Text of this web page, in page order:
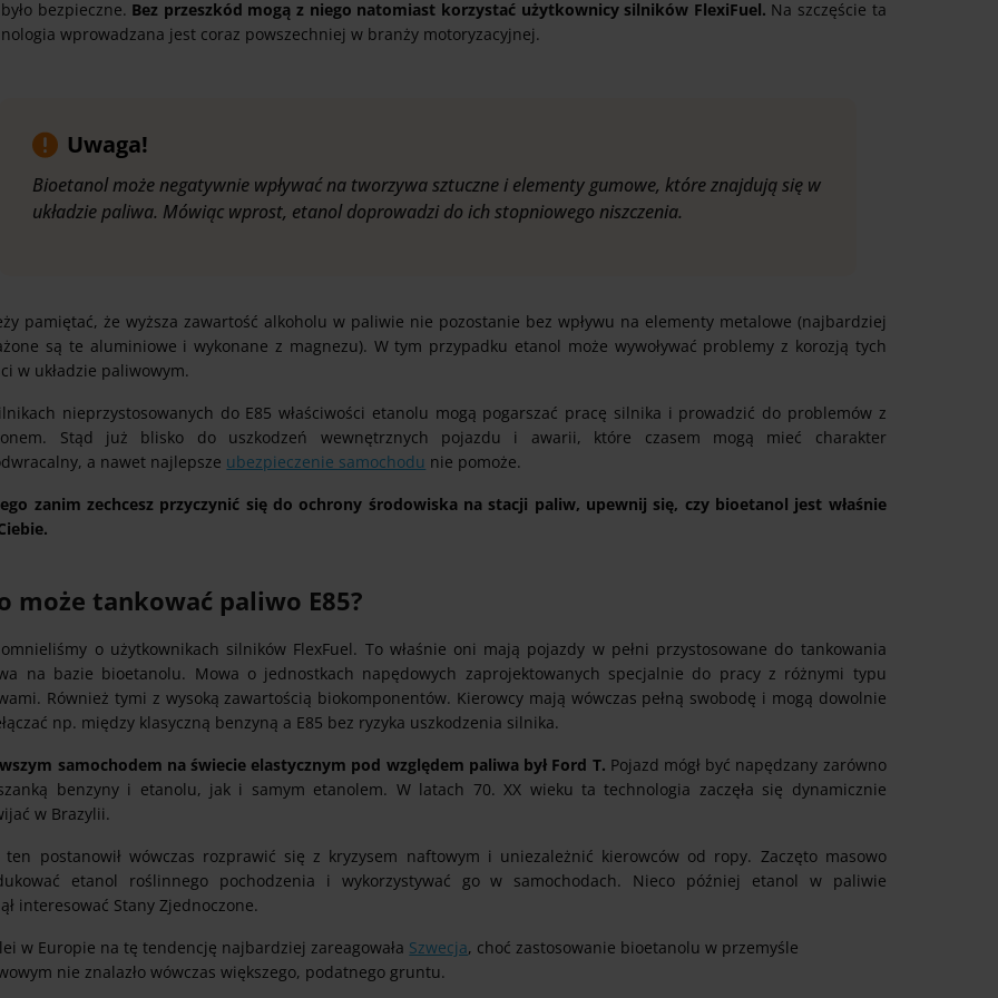
bezpieczne. Bez przeszkód mogą z niego natomiast korzystać użytkownicy silników FlexiFuel. Na szczęście ta
wprowadzana jest coraz powszechniej w branży motoryzacyjnej.
Uwaga!
Bioetanol może negatywnie wpływać na tworzywa sztuczne i elementy gumowe, które znajdują się w
układzie paliwa. Mówiąc wprost, etanol doprowadzi do ich stopniowego niszczenia.
pamiętać, że wyższa zawartość alkoholu w paliwie nie pozostanie bez wpływu na elementy metalowe (najbardziej
są te aluminiowe i wykonane z magnezu). W tym przypadku etanol może wywoływać problemy z korozją tych
w układzie paliwowym.
nieprzystosowanych do E85 właściwości etanolu mogą pogarszać pracę silnika i prowadzić do problemów z
Stąd już blisko do uszkodzeń wewnętrznych pojazdu i awarii, które czasem mogą mieć charakter
a nawet najlepsze ubezpieczenie samochodu nie pomoże.
zanim zechcesz przyczynić się do ochrony środowiska na stacji paliw, upewnij się, czy bioetanol jest właśnie
może tankować paliwo E85?
o użytkownikach silników FlexFuel. To właśnie oni mają pojazdy w pełni przystosowane do tankowania
na bazie bioetanolu. Mowa o jednostkach napędowych zaprojektowanych specjalnie do pracy z różnymi typu
Również tymi z wysoką zawartością biokomponentów. Kierowcy mają wówczas pełną swobodę i mogą dowolnie
np. między klasyczną benzyną a E85 bez ryzyka uszkodzenia silnika.
samochodem na świecie elastycznym pod względem paliwa był Ford T. Pojazd mógł być napędzany zarówno
benzyny i etanolu, jak i samym etanolem. W latach 70. XX wieku ta technologia zaczęła się dynamicznie
w Brazylii.
ten postanowił wówczas rozprawić się z kryzysem naftowym i uniezależnić kierowców od ropy. Zaczęto masowo
etanol roślinnego pochodzenia i wykorzystywać go w samochodach. Nieco później etanol w paliwie
interesować Stany Zjednoczone.
w Europie na tę tendencję najbardziej zareagowała Szwecja, choć zastosowanie bioetanolu w przemyśle
nie znalazło wówczas większego, podatnego gruntu.